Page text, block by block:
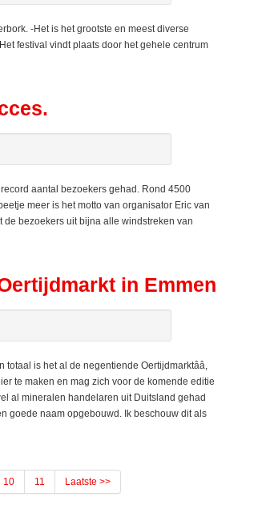
-Het is het grootste en meest diverse
festival vindt plaats door het gehele centrum
aantal bezoekers gehad. Rond 4500
meer is het motto van organisator Eric van
de bezoekers uit bijna alle windstreken van
in Emmen
is het al de negentiende Oertijdmarktââ,
te maken en mag zich voor de komende editie
al mineralen handelaren uit Duitsland gehad
goede naam opgebouwd. Ik beschouw dit als
10 11 Laatste >>